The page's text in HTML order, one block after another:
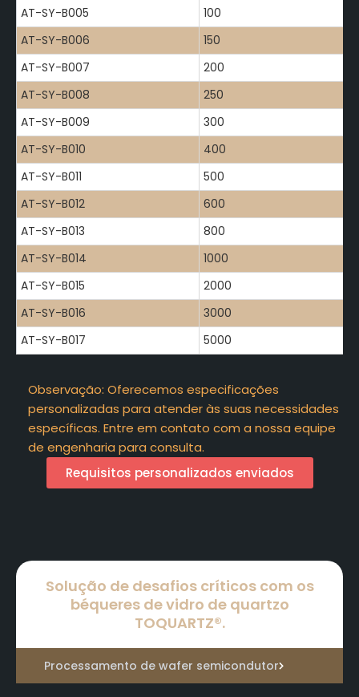
AT-SY-B005
100
AT-SY-B006
150
AT-SY-B007
200
AT-SY-B008
250
AT-SY-B009
300
AT-SY-B010
400
AT-SY-B011
500
AT-SY-B012
600
AT-SY-B013
800
AT-SY-B014
1000
AT-SY-B015
2000
AT-SY-B016
3000
AT-SY-B017
5000
Observação: Oferecemos especificações
personalizadas para atender às suas necessidades
específicas. Entre em contato com a nossa equipe
de engenharia para consulta.
Requisitos personalizados enviados
Solução de desafios críticos com os
béqueres de vidro de quartzo
TOQUARTZ®.
Processamento de wafer semicondutor